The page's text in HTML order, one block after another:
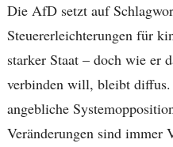
Die AfD setzt auf
Steuererleichterungen für
starker Staat – doch wie er
verbinden will, bleibt
angebliche
Veränderungen sind immer